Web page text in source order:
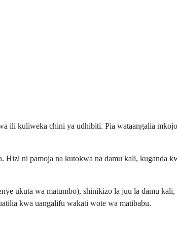
ili kuliweka chini ya udhibiti. Pia wataangalia
Hizi ni pamoja na kutokwa na damu kali, kuganda
ukuta wa matumbo), shinikizo la juu la damu
kwa uangalifu wakati wote wa matibabu.